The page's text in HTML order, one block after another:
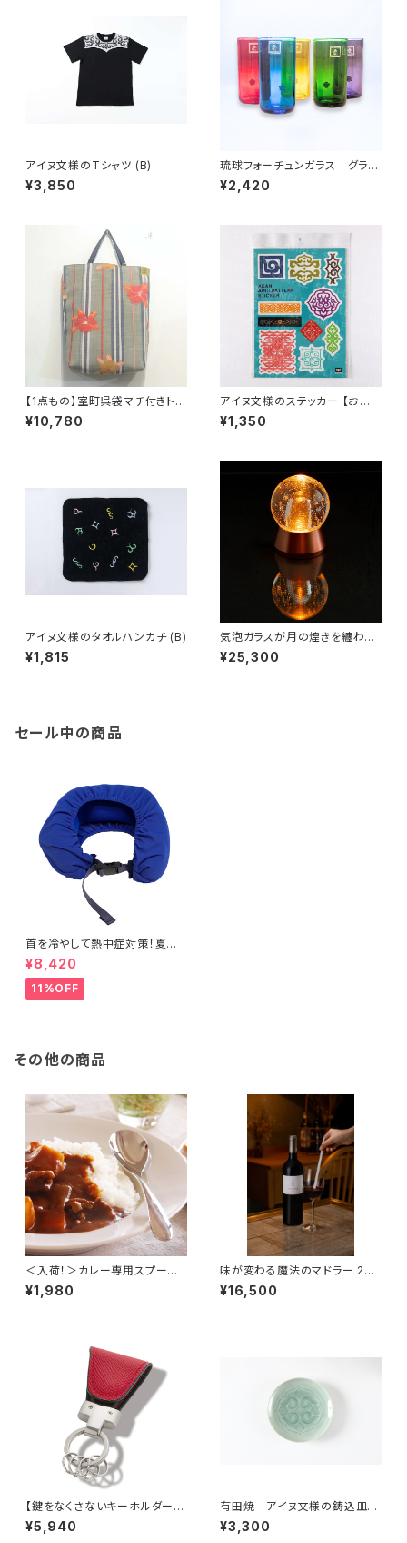
アイヌ文様のTシャツ (B)
¥3,850
琉球フォーチュンガラス グラ
ス -glass- 【自分や友人、家
族、推しの幸せを願うグラス】
¥2,420
【1点もの】室町呉袋マチ付きトー
トバッグ 大サイズ
¥10,780
アイヌ文様のステッカー 【お客
様の声から生まれた商品】
¥1,350
アイヌ文様のタオルハンカチ (B)
¥1,815
気泡ガラスが月の煌きを纏わせ
るテーブルライト -Luna / ル
ナ –
¥25,300
セール中の商品
首を冷やして熱中症対策！夏の
必需品「DANSHUT COOL」
（ダンシャット クール）
¥8,420
11%OFF
その他の商品
＜入荷！＞カレー専用スプー
ン カレー賢人【正規取扱店】 N
HK「家族に乾杯：燕三条編」他、
¥1,980
味が変わる魔法のマドラー 220
mm ＜テレビ東京【男子ごは
ん】にてご紹介＞お酒をもっと楽
¥16,500
【鍵をなくさないキーホルダー】
Key Clip calf red
¥5,940
有田焼 アイヌ文様の鋳込皿（5
寸）designed by 斉藤政輝
¥3,300